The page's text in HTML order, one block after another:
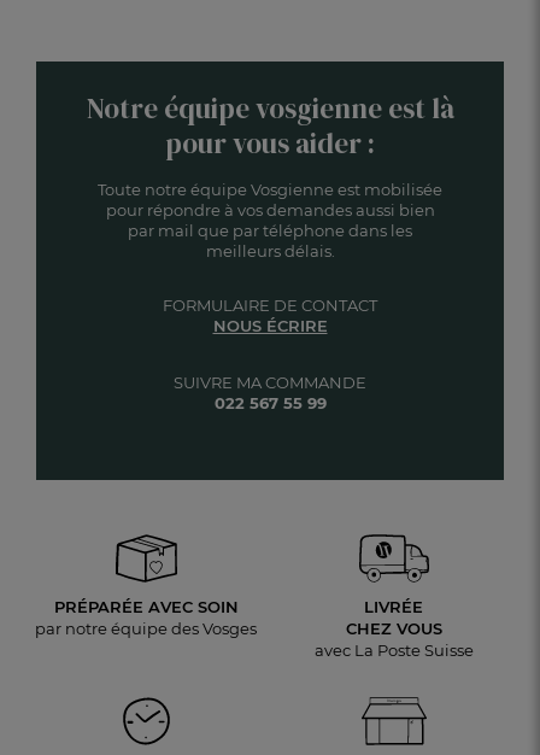
Notre équipe vosgienne est là
pour vous aider :
Toute notre équipe Vosgienne est mobilisée
pour répondre à vos demandes aussi bien
par mail que par téléphone dans les
meilleurs délais.
SUIVRE MA COMMANDE
022 567 55 99
FORMULAIRE DE CONTACT
NOUS ÉCRIRE
PRÉPARÉE AVEC SOIN
par notre équipe des Vosges
LIVRÉE
CHEZ VOUS
avec La Poste Suisse